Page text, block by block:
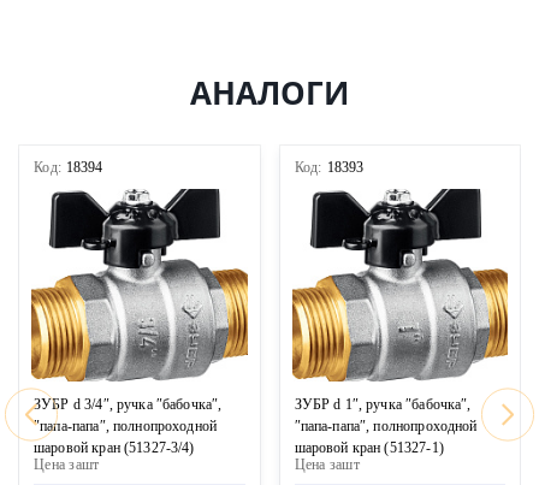
АНАЛОГИ
Код: 18394
ЗУБР d 3/4″, ручка ″бабочка″,
″папа-папа″, полнопроходной
шаровой кран (51327-3/4)
Цена зашт
Код: 18393
ЗУБР d 1″, ручка ″бабочка″,
″папа-папа″, полнопроходной
шаровой кран (51327-1)
Цена зашт